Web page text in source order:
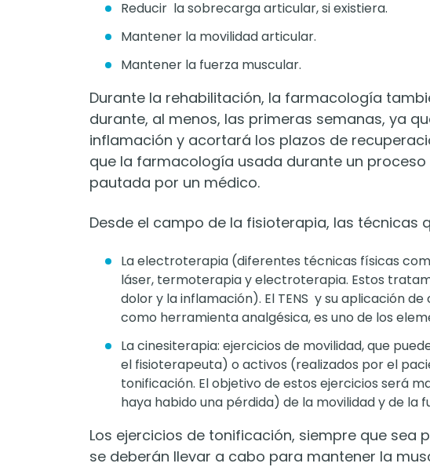
Reducir la sobrecarga articular, si existiera.
Mantener la movilidad articular.
Mantener la fuerza muscular.
Durante la rehabilitación, la farmacología
durante, al menos, las primeras semanas, ya
inflamación y acortará los plazos de
que la farmacología usada durante un
pautada por un médico.
Desde el campo de la fisioterapia, las técnicas
La electroterapia (diferentes técnicas físicas
láser, termoterapia y electroterapia. Estos
dolor y la inflamación). El TENS y su aplicación
como herramienta analgésica, es uno de los
La cinesiterapia: ejercicios de movilidad, que
el fisioterapeuta) o activos (realizados por el
tonificación. El objetivo de estos ejercicios será
haya habido una pérdida) de la movilidad y de la
Los ejercicios de tonificación, siempre que sea
se deberán llevar a cabo para mantener la